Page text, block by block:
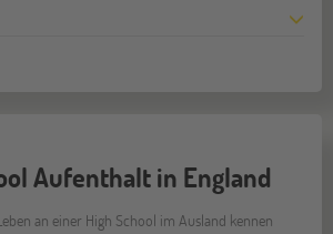
Aufenthalt in England
an einer High School im Ausland kennen